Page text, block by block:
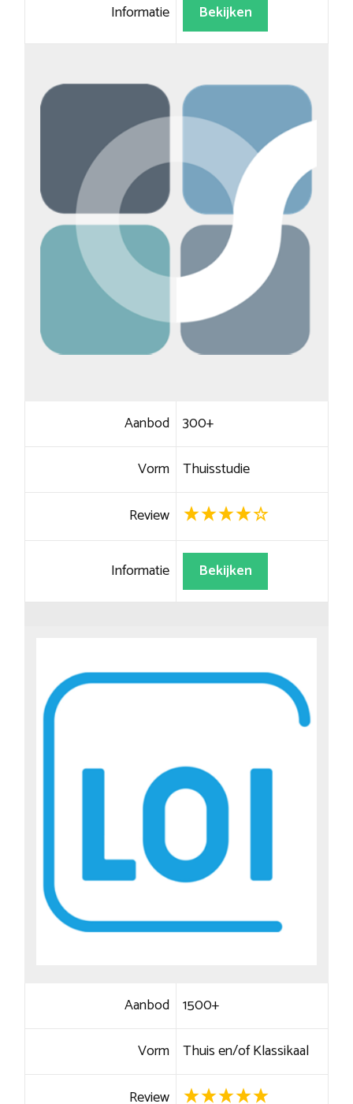
Informatie Bekijken
Aanbod 300+
Vorm Thuisstudie
Review
Informatie Bekijken
Aanbod 1500+
Vorm Thuis en/of Klassikaal
Review